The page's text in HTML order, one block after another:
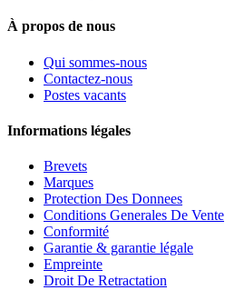
À propos de nous
Qui sommes-nous
Contactez-nous
Postes vacants
Informations légales
Brevets
Marques
Protection Des Donnees
Conditions Generales De Vente
Conformité
Garantie & garantie légale
Empreinte
Droit De Retractation